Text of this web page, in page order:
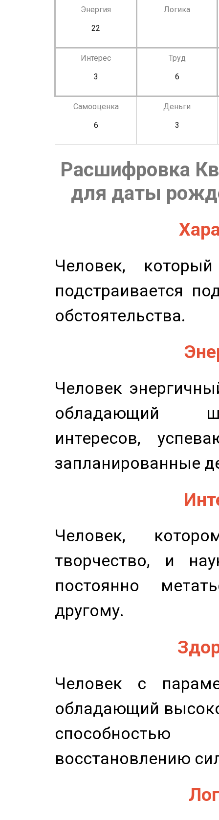
Энергия
22
Логика
Интерес
3
Труд
6
Самооценка
6
Деньги
3
Расшифровка
для даты
Человек,
подстраивается
обстоятельства.
Человек
обладающий
интересов,
запланированные
Человек,
творчество, и
постоянно
другому.
Человек с
обладающий
восстановлению